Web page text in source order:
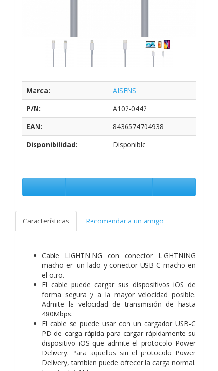
Marca:
AISENS
P/N:
A102-0442
EAN:
8436574704938
Disponibilidad:
Disponible
Características Recomendar a un amigo
Cable LIGHTNING con conector LIGHTNING
macho en un lado y conector USB-C macho en
el otro.
El cable puede cargar sus dispositivos iOS de
forma segura y a la mayor velocidad posible.
Admite la velocidad de transmisión de hasta
480Mbps.
El cable se puede usar con un cargador USB-C
PD de carga rápida para cargar rápidamente su
dispositivo iOS que admite el protocolo Power
Delivery. Para aquellos sin el protocolo Power
Delivery, también puede ofrecer la carga normal.